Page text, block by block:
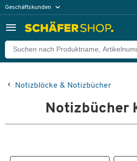
Geschäftskunden
Notizblöcke & Notizbücher
Notizbücher